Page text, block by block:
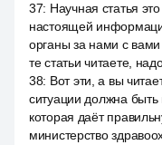
37: Научная статья
настоящей
органы за нами с вами
те статьи читаете,
38: Вот эти, а вы
ситуации должна быть
которая даёт
министерство